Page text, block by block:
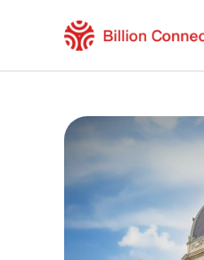
包含目前目的地的區
如何享受您的 eSIM？
在 Republic Of
Billion Connect 歐洲
選擇您的目的地與數據套餐